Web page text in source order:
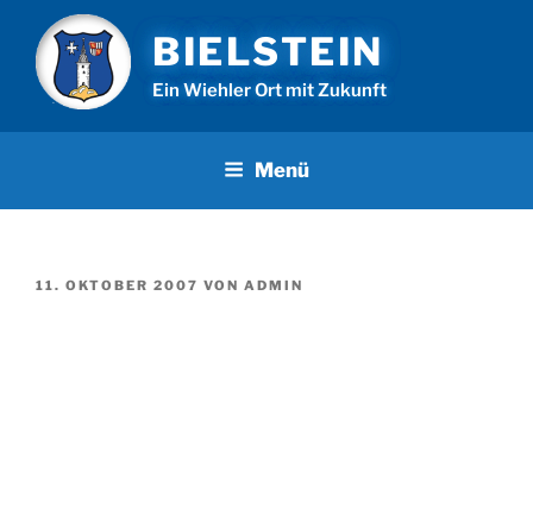
Inhalt
springen
BIELSTEIN
Ein Wiehler Ort mit Zukunft
Menü
VERÖFFENTLICHT
11. OKTOBER 2007 VON ADMIN